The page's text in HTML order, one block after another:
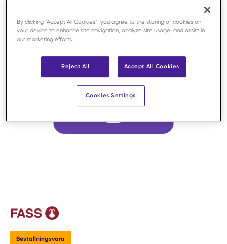
Beställningsvara
By clicking “Accept All Cookies”, you agree to the storing of cookies on
your device to enhance site navigation, analyze site usage, and assist in
our marketing efforts.
Reject All Accept All Cookies
Cookies Settings